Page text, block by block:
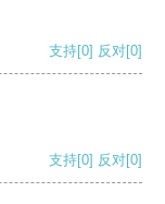
支持[0] 反对[0]
支持[0] 反对[0]